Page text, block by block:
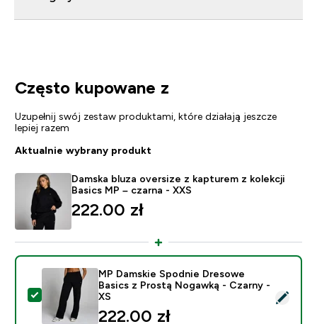
Często kupowane z
Uzupełnij swój zestaw produktami, które działają jeszcze
lepiej razem
Aktualnie wybrany produkt
Damska bluza oversize z kapturem z kolekcji
Basics MP – czarna - XXS
222.00 zł‎
Wybierz ten produkt - MP Damskie Spodnie
MP Damskie Spodnie Dresowe
Basics z Prostą Nogawką - Czarny -
XS
222.00 zł‎